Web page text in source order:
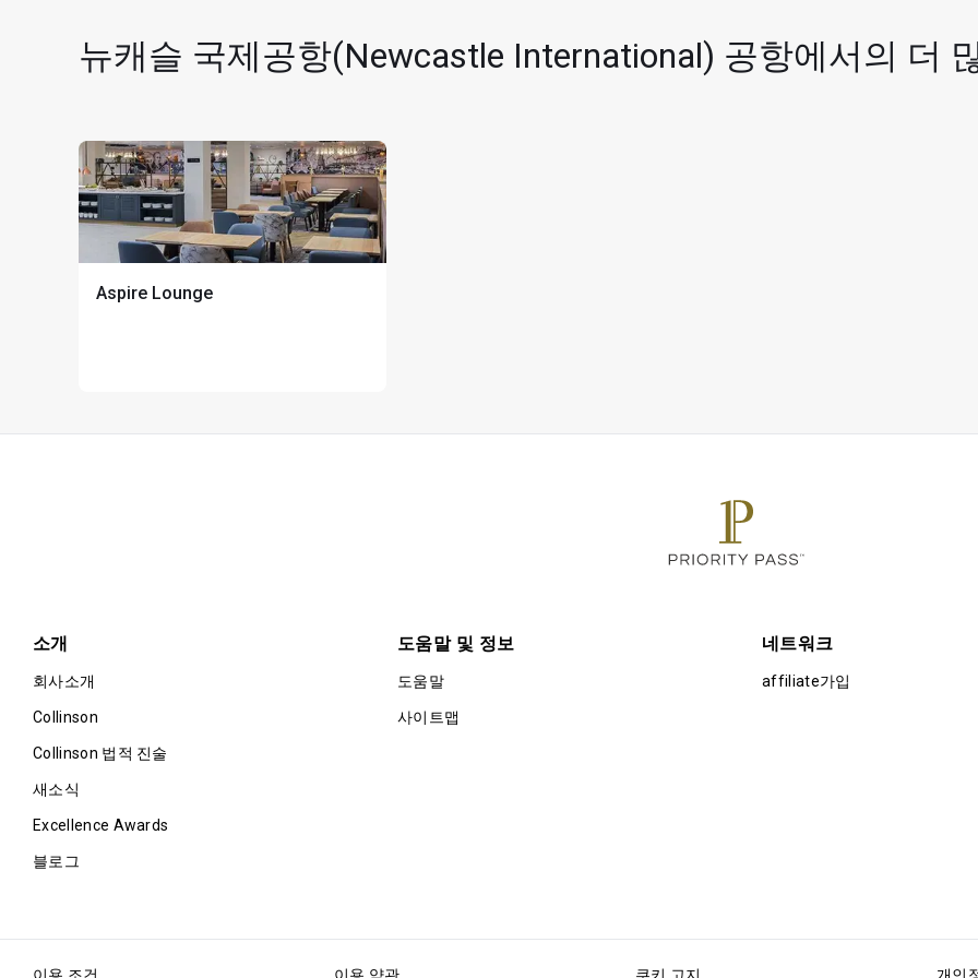
카드 소지자 1인당 동반자 최대 Unlimited명
뉴캐슬 국제공항(Newcastle International) 공항에서의 더
Aspire Lounge
소개
회사소개
Collinson
Collinson 법적 진술
새소식
Excellence Awards
블로그
도움말 및 정보
도움말
사이트맵
네트워크
affiliate가입